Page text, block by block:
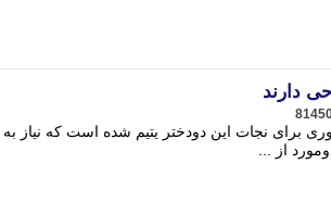
دارند
برای نجات این دودختر یتیم شده است که نیاز به
از ...